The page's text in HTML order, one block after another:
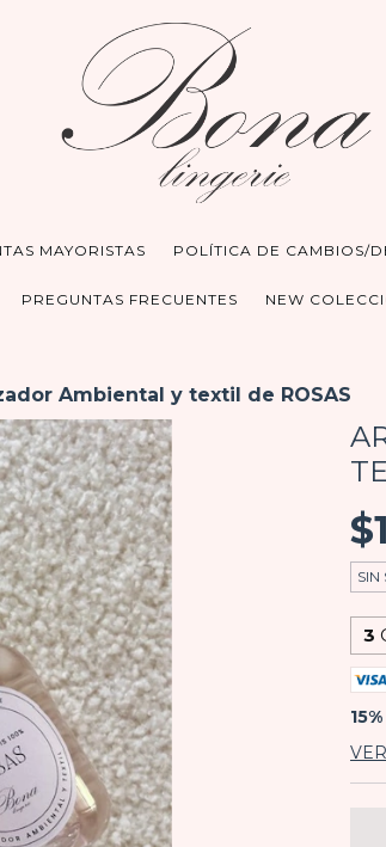
MAYORISTAS POLÍTICA DE CAMBIOS/
PREGUNTAS FRECUENTES NEW
Ambiental y textil de ROSAS
SIN
3